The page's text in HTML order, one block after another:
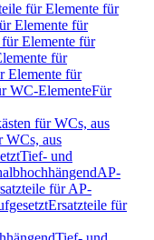
für Elemente für
Elemente für
Elemente für
für
Elemente für
WC-ElementeFür
für WCs, aus
WCs, aus
Tief- und
AP-
für AP-
Ersatzteile für